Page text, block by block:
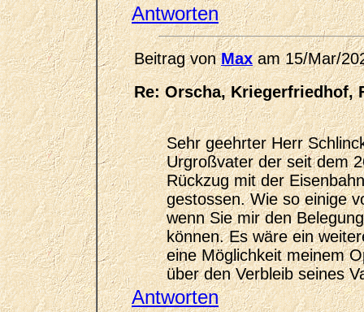
Antworten
Beitrag vonMaxam 15/Mar/
Re: Orscha, Kriegerfriedhof,
Sehr geehrter Herr
Urgroßvater der seit dem
Rückzug mit der
gestossen. Wie so einige
wenn Sie mir den
können. Es wäre ein
eine Möglichkeit meinem
über den Verbleib seines
Antworten